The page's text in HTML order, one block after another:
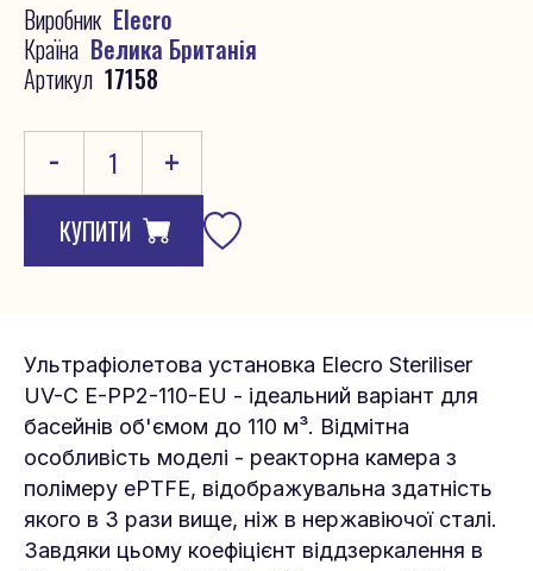
Виробник Elecro
Країна Велика Британія
Артикул 17158
- +
КУПИТИ
Ультрафіолетова установка Elecro Steriliser
UV-C E-PP2-110-EU - ідеальний варіант для
басейнів об'ємом до 110 м³. Відмітна
особливість моделі - реакторна камера з
полімеру ePTFE, відображувальна здатність
якого в 3 рази вище, ніж в нержавіючої сталі.
Завдяки цьому коефіцієнт віддзеркалення в